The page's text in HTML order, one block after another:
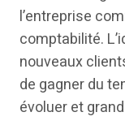
l’entreprise
comptabilité.
nouveaux
de gagner du
évoluer et